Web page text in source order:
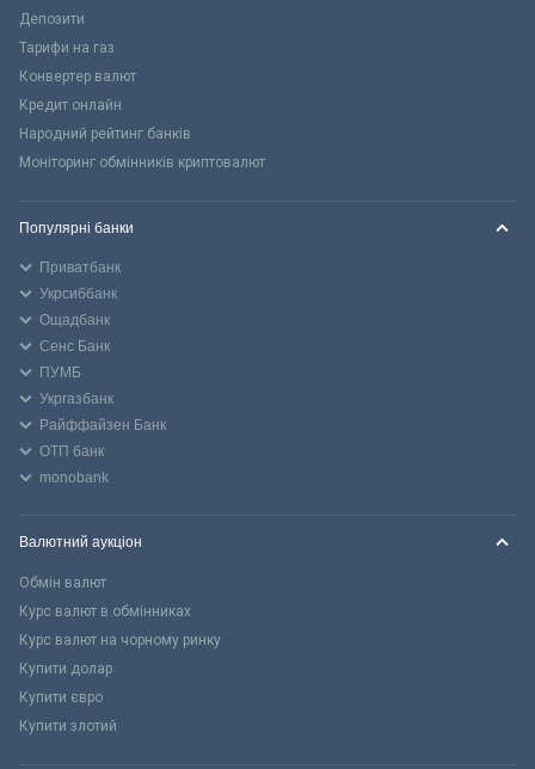
Депозити
Тарифи на газ
Конвертер валют
Кредит онлайн
Народний рейтинг банків
Моніторинг обмінників криптовалют
Популярні банки
Приватбанк
Укрсиббанк
Ощадбанк
Сенс Банк
ПУМБ
Укргазбанк
Райффайзен Банк
ОТП банк
monobank
Валютний аукціон
Обмін валют
Курс валют в обмінниках
Курс валют на чорному ринку
Купити долар
Купити євро
Купити злотий